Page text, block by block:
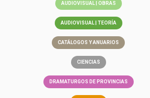
AUDIOVISUAL | OBRAS
AUDIOVISUAL | TEORÍA
CATÁLOGOS Y ANUARIOS
CIENCIAS
DRAMATURGOS DE PROVINCIAS